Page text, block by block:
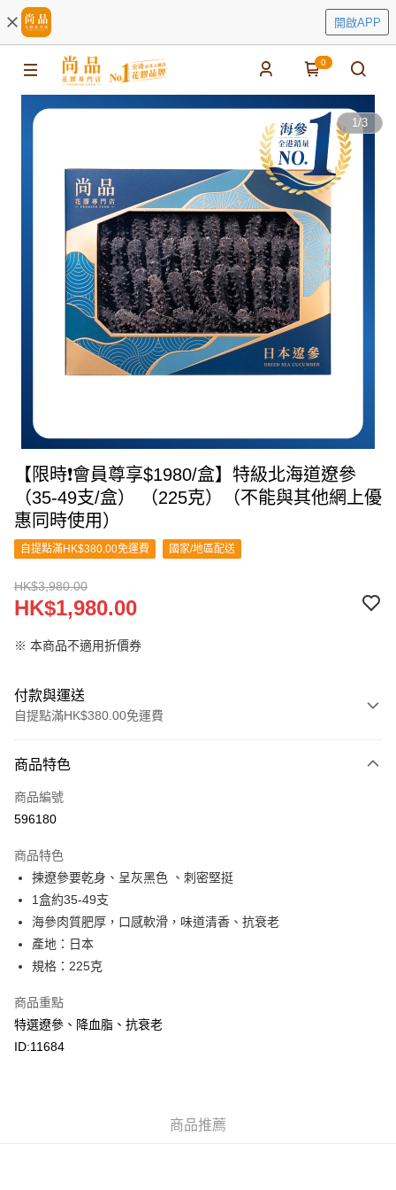
開啟APP
0
1/3
【限時❗會員尊享$1980/盒】特級北海道遼參
（35-49支/盒） （225克）（不能與其他網上優
惠同時使用）
自提點滿HK$380.00免運費 國家/地區配送
HK$3,980.00
HK$1,980.00
※ 本商品不適用折價券
付款與運送
自提點滿HK$380.00免運費
信用卡
Apple Pay
AlipayHK
PayMe
WeChat Pay
BoC Pay
其他轉帳方式
相關說明
轉數快識別碼(FPS ID)：4042362 中國銀行戶口：012-875-1-240680-7 匯
物流公司會改派其他自取點或其他配送方式。)
商品特色
商品編號
596180
商品特色
揀遼參要乾身、呈灰黑色 、刺密堅挺
1盒約35-49支
海參肉質肥厚，口感軟滑，味道清香、抗衰老
產地：日本
規格：225克
商品重點
特選遼參、降血脂、抗衰老
ID:11684
商品推薦